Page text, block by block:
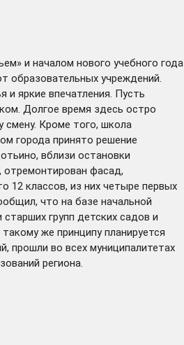
и началом нового учебного года
образовательных учреждений.
яркие впечатления. Пусть
Долгое время здесь остро
смену. Кроме того, школа
города принято решение
вблизи остановки
отремонтирован фасад,
12 классов, из них четыре первых
что на базе начальной
групп детских садов и
же принципу планируется
прошли во всех муниципалитетах
региона.